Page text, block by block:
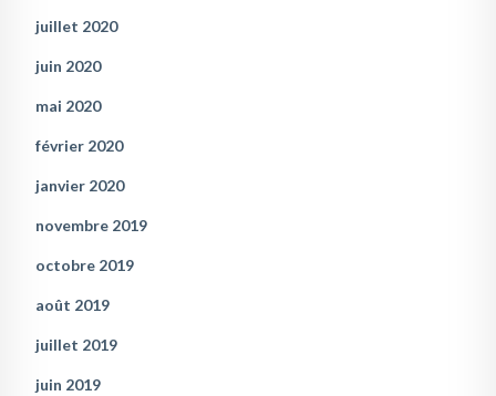
juillet 2020
juin 2020
mai 2020
février 2020
janvier 2020
novembre 2019
octobre 2019
août 2019
juillet 2019
juin 2019